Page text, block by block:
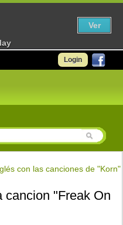
Login
con las canciones de "Korn"
cancion "Freak On
Ver